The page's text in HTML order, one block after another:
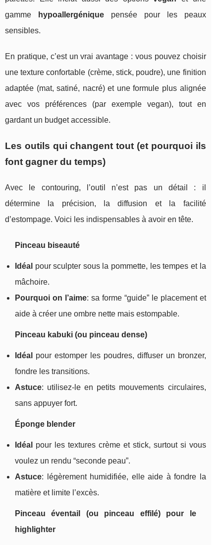
gamme
hypoallergéniquepensée pour les peaux
sensibles.
En pratique, c’est un vrai avantage : vous pouvez choisir
une texture confortable (crème, stick, poudre), une finition
adaptée (mat, satiné, nacré) et une formule plus alignée
avec vos préférences (par exemple vegan), tout en
gardant un budget accessible.
Les outils qui changent tout (et pourquoi ils
font gagner du temps)
Avec le contouring, l’outil n’est pas un détail : il
détermine la précision, la diffusion et la facilité
d’estompage. Voici les indispensables à avoir en tête.
Pinceau biseauté
Idéal pour sculpter sous la pommette, les tempes et la
mâchoire.
Pourquoi on l’aime: sa forme “guide” le placement et
aide à créer une ombre nette mais estompable.
Pinceau kabuki (ou pinceau dense)
Idéal
pour estomper les poudres, diffuser un bronzer,
fondre les transitions.
Astuce: utilisez-le en petits mouvements circulaires,
sans appuyer fort.
Éponge blender
Idéal
pour les textures crème et stick, surtout si vous
voulez un rendu “seconde peau”.
Astuce: légèrement humidifiée, elle aide à fondre la
matière et limite l’excès.
Pinceau éventail (ou pinceau effilé) pour le
highlighter